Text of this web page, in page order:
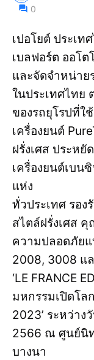
0
เปอโยต์ ประเท
เบลฟอร์ต ออโต
และจัดจำหน่าย
ในประเทศไทย
ของรถยุโรปที่ใ
เครื่องยนต์
ฝรั่งเศส ประห
เครื่องยนต์เบน
แห่ง
ทั่วประเทศ รอ
สไตล์ฝรั่งเศส
ความปลอดภัยแ
2008, 3008 แ
‘LE FRANCE
มหกรรมเปิดโล
2023’ ระหว่า
2566 ณ ศูนย์นิ
บางนา